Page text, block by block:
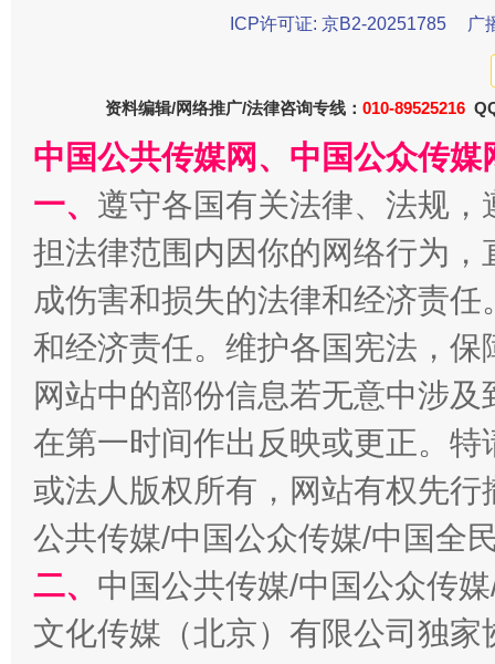
在谋一域中谋全局
习近平的博鳌关键词
魏明亮
“刷贴”乱象丛生
生
ICP许可证: 京B2-20251785
广
资料编辑/网络推广/法律咨询专线： 010-89525216
中国公共传媒网、中国公众传
一、 遵守各国有关法律、法规
担法律范围内因你的网络行为
成伤害和损失的法律和经济责
和经济责任。维护各国宪法，
网站中的部份信息若无意中涉
在第一时间作出反映或更正。
或法人版权所有，网站有权先
公共传媒/中国公众传媒/中国全
二、 中国公共传媒/中国公众传
文化传媒（北京）有限公司独